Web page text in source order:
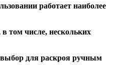
работает наиболее
том числе, нескольких
для раскроя ручным